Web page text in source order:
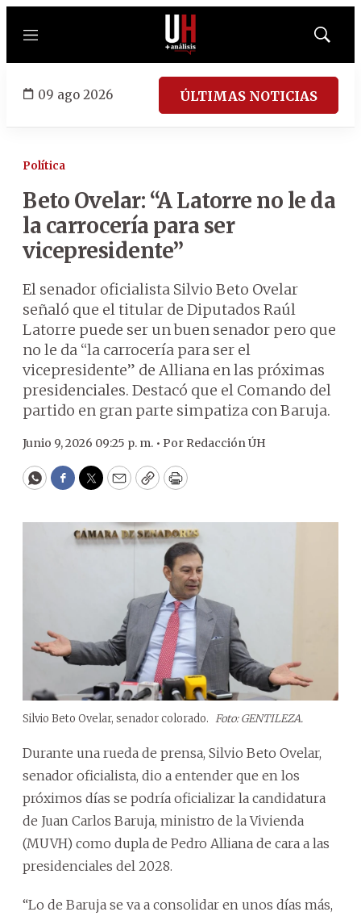
Menú
Mostrar
09 ago 2026 ÚLTIMAS NOTICIAS
Política
Beto Ovelar: “A Latorre no le da
la carrocería para ser
vicepresidente”
El senador oficialista Silvio Beto Ovelar
señaló que el titular de Diputados Raúl
Latorre puede ser un buen senador pero que
no le da “la carrocería para ser el
vicepresidente” de Alliana en las próximas
presidenciales. Destacó que el Comando del
partido en gran parte simpatiza con Baruja.
Junio 9, 2026 09:25 p. m. • Por Redacción ÚH
WhatsApp
Facebook
Twitter
EmailCopyPrint
Silvio Beto Ovelar, senador colorado. Foto: GENTILEZA.
Durante una rueda de prensa, Silvio Beto Ovelar,
senador oficialista, dio a entender que en los
próximos días se podría oficializar la candidatura
de Juan Carlos Baruja, ministro de la Vivienda
(MUVH) como dupla de Pedro Alliana de cara a las
presidenciales del 2028.
“Lo de Baruja se va a consolidar en unos días más,